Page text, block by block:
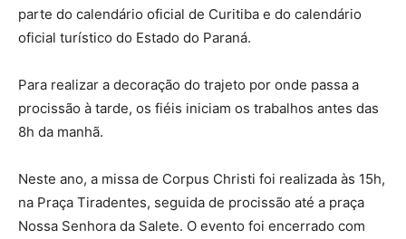
parte do calendário oficial de Curitiba e do calendário
oficial turístico do Estado do Paraná.
Para realizar a decoração do trajeto por onde passa a
procissão à tarde, os fiéis iniciam os trabalhos antes das
8h da manhã.
Neste ano, a missa de Corpus Christi foi realizada às 15h,
na Praça Tiradentes, seguida de procissão até a praça
Nossa Senhora da Salete. O evento foi encerrado com